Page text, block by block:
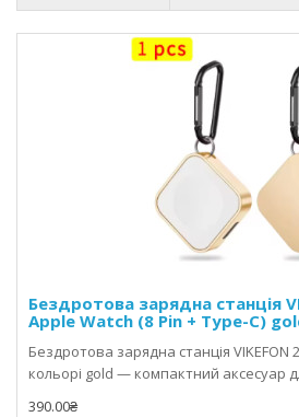
Бездротова зарядна станція
Apple Watch (8 Pin + Type-C)
Бездротова зарядна станція VIKEFON
кольорі gold — компактний аксесуар
390.00₴